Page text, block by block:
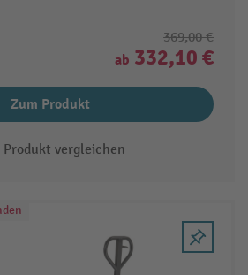
369,00 €
ab 332,10 €
Zum Produkt
Produkt vergleichen